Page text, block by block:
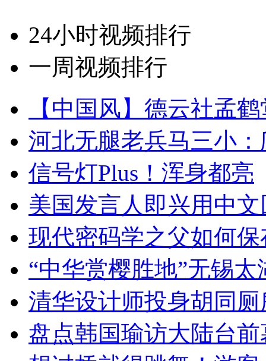
24小时视频排行
一周视频排行
【中国风】德云社孟
河北无腿老兵马三小
信号灯Plus！浑身都亮
美国发言人即兴用中
现代密码学之父如何
“中华赏樱胜地”无锡
清华设计师投身胡同
盘点韩国瑜访大陆台